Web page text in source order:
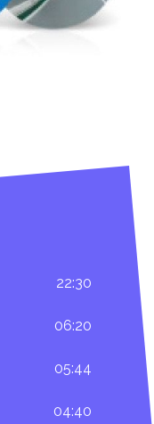
22:30
06:20
05:44
04:40